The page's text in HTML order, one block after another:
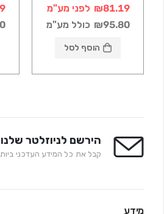
₪81.19 לפני מע"מ
₪95.80 כולל מע"מ
הוסף לסל
הירשם לניוזלטר שלנו
קבל את כל המידע העדכני
מידע